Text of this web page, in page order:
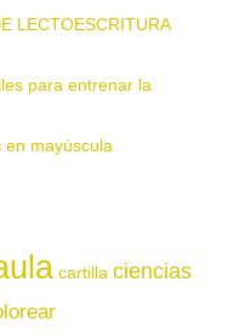
LECTOESCRITURA
para entrenar la
en mayúscula
cartilla ciencias